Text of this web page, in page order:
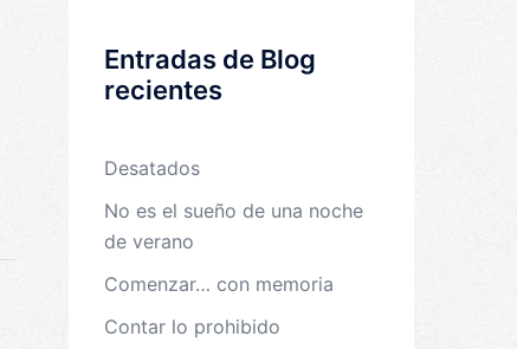
Entradas de Blog
recientes
Desatados
No es el sueño de una noche
de verano
Comenzar… con memoria
Contar lo prohibido